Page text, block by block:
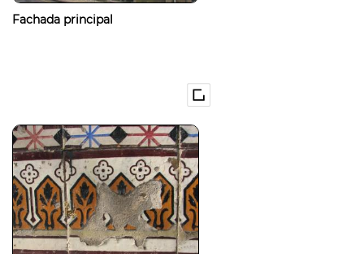
Fachada principal